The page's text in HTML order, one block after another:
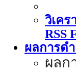
วิเค
RSS
ผลการด
ผลก